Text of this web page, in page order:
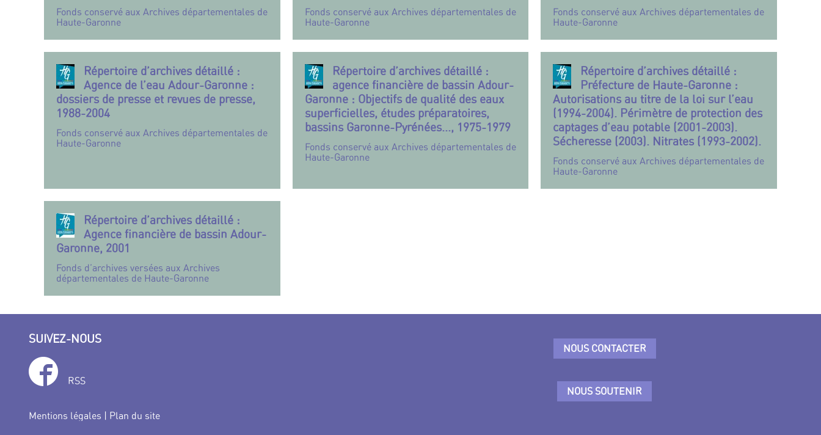
Fonds conservé aux Archives départementales de
Haute-Garonne
Fonds conservé aux Archives départementales de
Haute-Garonne
Fonds conservé aux Archives départementales de
Haute-Garonne
Répertoire d’archives détaillé :
Agence de l’eau Adour-Garonne :
dossiers de presse et revues de presse,
1988-2004
Fonds conservé aux Archives départementales de
Haute-Garonne
Répertoire d’archives détaillé :
agence financière de bassin Adour-
Garonne : Objectifs de qualité des eaux
superficielles, études préparatoires,
bassins Garonne-Pyrénées..., 1975-1979
Fonds conservé aux Archives départementales de
Haute-Garonne
Répertoire d’archives détaillé :
Préfecture de Haute-Garonne :
Autorisations au titre de la loi sur l’eau
(1994-2004). Périmètre de protection des
captages d’eau potable (2001-2003).
Sécheresse (2003). Nitrates (1993-2002).
Fonds conservé aux Archives départementales de
Haute-Garonne
Répertoire d’archives détaillé :
Agence financière de bassin Adour-
Garonne, 2001
Fonds d’archives versées aux Archives
départementales de Haute-Garonne
SUIVEZ-NOUS
RSS
Mentions légales | Plan du site
NOUS CONTACTER
NOUS SOUTENIR